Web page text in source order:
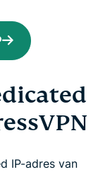
IP-adres van